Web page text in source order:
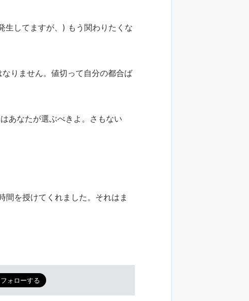
してますが、) もう関わりたくな
りません。値切って自分の都合ば
あなたが選ぶべきよ。さもない
間を授けてくれました。それはま